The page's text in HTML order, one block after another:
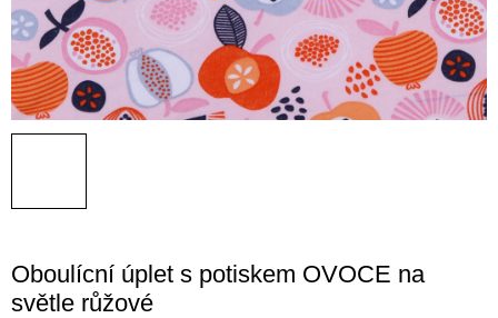
Oboulícní úplet s potiskem OVOCE na
světle růžové